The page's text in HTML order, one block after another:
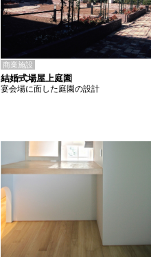
商業施設
結婚式場屋上庭園
宴会場に面した庭園の設計